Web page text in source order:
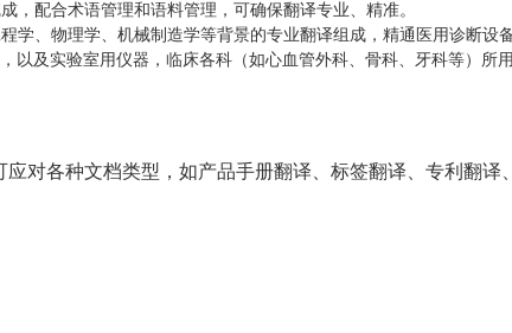
，配合术语管理和语料管理，可确保翻译专业、精准。
学、物理学、机械制造学等背景的专业翻译组成，精通医用诊断设
以及实验室用仪器，临床各科（如心血管外科、骨科、牙科等）所
对各种文档类型，如产品手册翻译、标签翻译、专利翻